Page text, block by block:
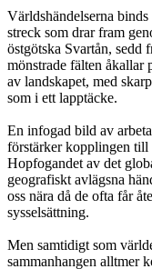
Världshändelserna
streck som drar fram
östgötska Svartån, sedd
mönstrade fälten åkallar
av landskapet, med
som i ett lapptäcke.
En infogad bild av
förstärker kopplingen till
Hopfogandet av det
geografiskt avlägsna
oss nära då de ofta får
sysselsättning.
Men samtidigt som
sammanhangen alltmer